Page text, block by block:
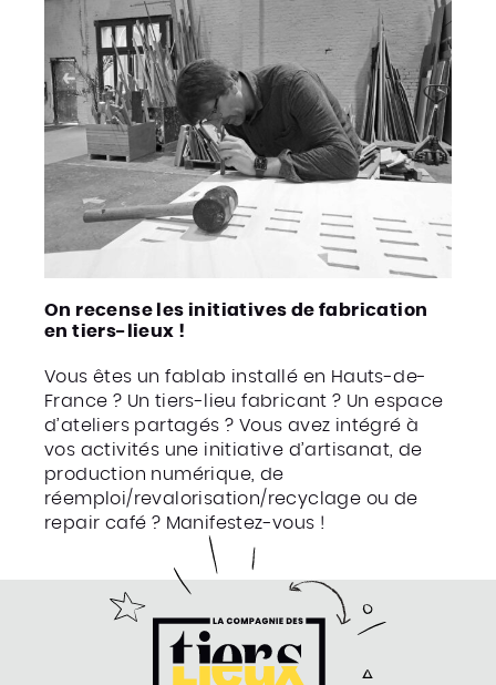
On recense les initiatives de fabrication
en tiers-lieux !
Vous êtes un fablab installé en Hauts-de-
France ? Un tiers-lieu fabricant ? Un espace
d’ateliers partagés ? Vous avez intégré à
vos activités une initiative d’artisanat, de
production numérique, de
réemploi/revalorisation/recyclage ou de
repair café ? Manifestez-vous !